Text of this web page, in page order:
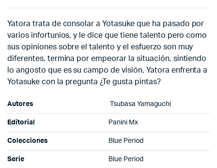
Yatora trata de consolar a Yotasuke que ha pasado por
varios infortunios, y le dice que tiene talento pero como
sus opiniones sobre el talento y el esfuerzo son muy
diferentes, termina por empeorar la situación, sintiendo
lo angosto que es su campo de visión, Yatora enfrenta a
Yotasuke con la pregunta ¿Te gusta pintas?
Autores Tsubasa Yamaguchi
Editorial Panini Mx
Colecciones Blue Period
Serie Blue Period